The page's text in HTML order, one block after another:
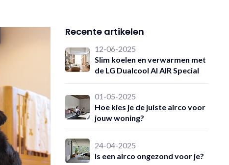
Recente artikelen
12-06-2025
Slim koelen en verwarmen met
de LG Dualcool AI AIR Special
01-05-2025
Hoe kies je de juiste airco voor
jouw woning?
24-04-2025
Is een airco ongezond voor je?